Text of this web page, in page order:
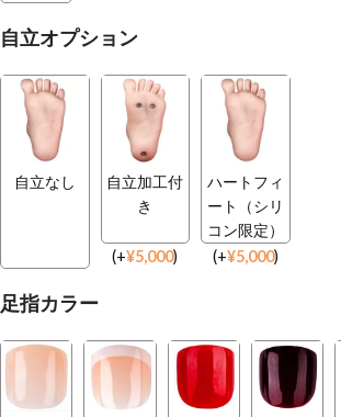
自立オプション
自立なし
自立加工付
き
(+¥5,000)
ハートフィ
ート（シリ
コン限定）
(+¥5,000)
足指カラー